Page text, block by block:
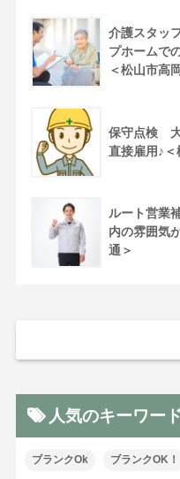
介護スタッ
プホームで
＜松山市高
保守点検 大
直接雇用♪＜
ルート営業
内の雰囲気
通＞
人気のキーワー
ブランクOk ブランクOK！